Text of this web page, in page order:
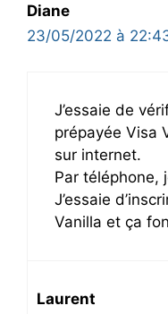
Diane
23/05/2022 à
J’essaie de
prépayée Visa
sur internet.
Par téléphone,
J’essaie
Vanilla et ça
Laurent